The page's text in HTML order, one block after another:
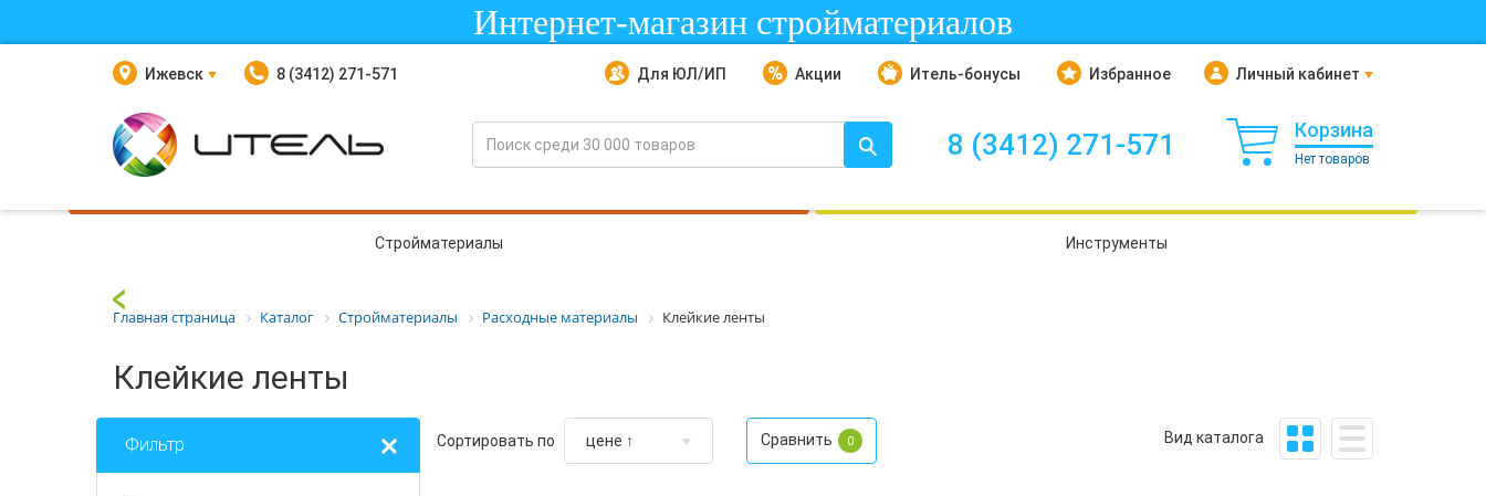
Интернет-магазин стройматериалов
Ижевск 8 (3412) 271-571 Для ЮЛ/ИП Акции Итель-бонусы Избранное Личный кабинет
8 (3412) 271-571 Корзина
Нет товаров
Стройматериалы Инструменты
Главная страница Каталог Стройматериалы Расходные материалы Клейкие ленты
Клейкие ленты
Фильтр Сортировать по Сравнить 0 Вид каталога